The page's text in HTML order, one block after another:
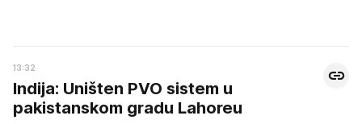
13:32
Indija: Uništen PVO sistem u
pakistanskom gradu Lahoreu